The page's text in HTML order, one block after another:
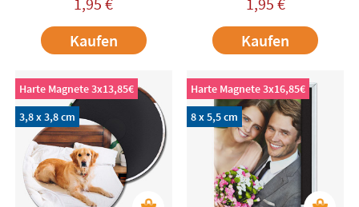
Kaufen
Kaufen
Harte Magnete 3x13,85€
3,8 x 3,8 cm
Harte Magnete 3x16,85€
8 x 5,5 cm